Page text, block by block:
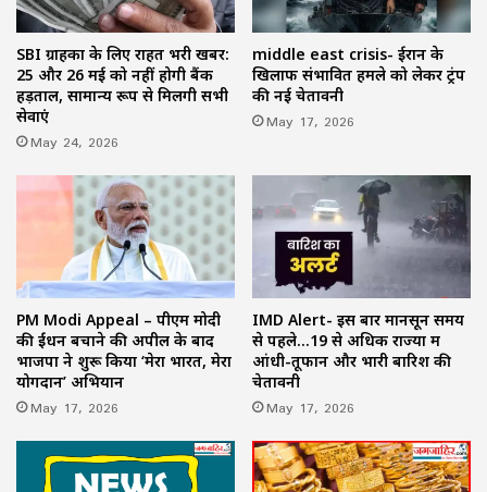
SBI ग्राहकों के लिए राहत भरी खबर:
25 और 26 मई को नहीं होगी बैंक
हड़ताल, सामान्य रूप से मिलेंगी सभी
सेवाएं
May 24, 2026
middle east crisis- ईरान के
खिलाफ संभावित हमले को लेकर ट्रंप
की नई चेतावनी
May 17, 2026
PM Modi Appeal – पीएम मोदी
की ईंधन बचाने की अपील के बाद
भाजपा ने शुरू किया ‘मेरा भारत, मेरा
योगदान’ अभियान
May 17, 2026
IMD Alert- इस बार मानसून समय
से पहले…19 से अधिक राज्यों में
आंधी-तूफान और भारी बारिश की
चेतावनी
May 17, 2026